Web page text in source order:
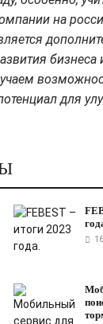
на
бизнеса
для